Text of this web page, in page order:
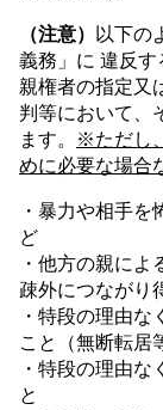
（注意）
以下の
義務」に 違反す
親権者の指定又
判等において、
ます。
※ただし
めに必要な場合
・暴力や相手
ど
・他方の親に
疎外につながり
・特段の理由
こと（無断転居
・特段の理由
と